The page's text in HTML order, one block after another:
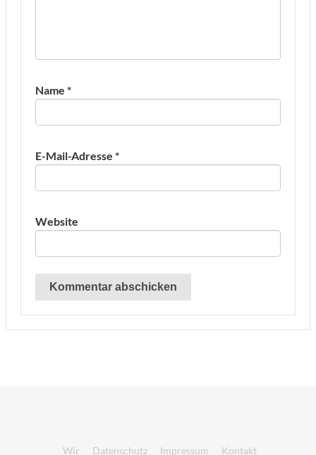
Name *
E-Mail-Adresse *
Website
Wir Datenschutz Impressum Kontakt